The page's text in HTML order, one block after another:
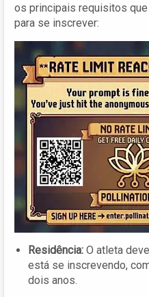
os principais requisitos
para se inscrever:
Residência: O atleta
está se inscrevendo,
dois anos.